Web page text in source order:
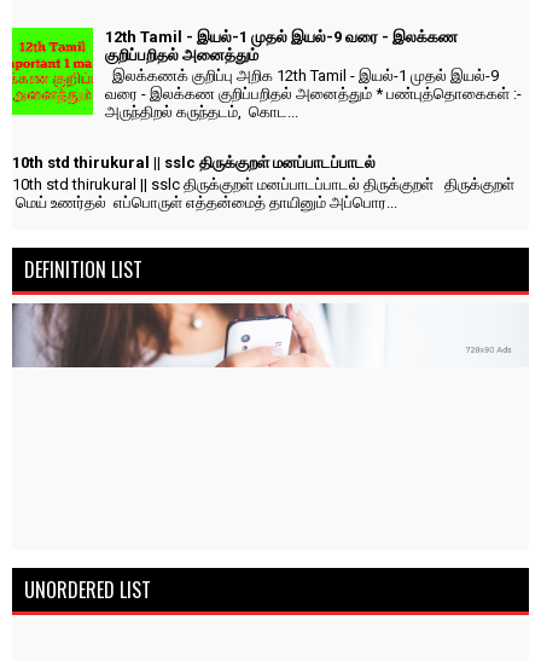
12th Tamil - இயல்-1 முதல் இயல்-9 வரை - இலக்கண
குறிப்பறிதல் அனைத்தும்
இலக்கணக் குறிப்பு அறிக 12th Tamil - இயல்-1 முதல் இயல்-9
வரை - இலக்கண குறிப்பறிதல் அனைத்தும் * பண்புத்தொகைகள் :-
அருந்திறல் கருந்தடம், கொட...
10th std thirukural || sslc திருக்குறள் மனப்பாடப்பாடல்
10th std thirukural || sslc திருக்குறள் மனப்பாடப்பாடல் திருக்குறள் திருக்குறள்
மெய் உணர்தல் எப்பொருள் எத்தன்மைத் தாயினும் அப்பொர...
DEFINITION LIST
UNORDERED LIST